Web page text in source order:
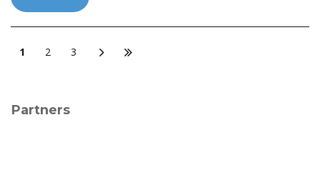
1 2 3
Partners